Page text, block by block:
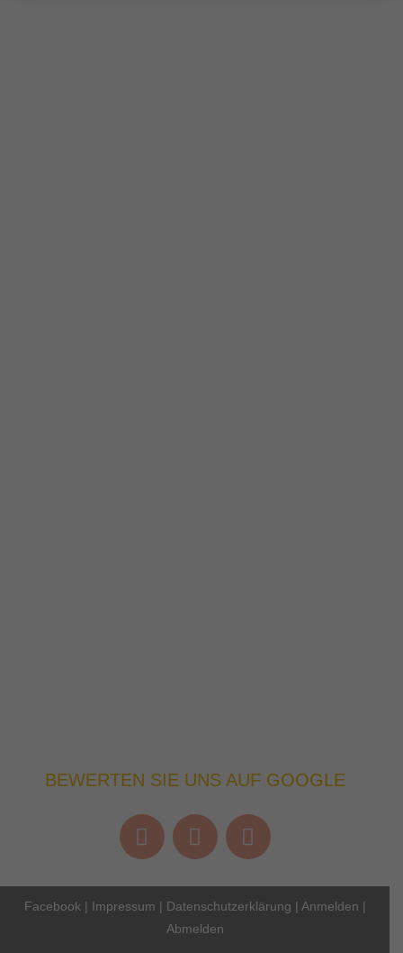
BEWERTEN SIE UNS AUF GOOGLE
Facebook | Impressum | Datenschutzerklärung | Anmelden |
Abmelden